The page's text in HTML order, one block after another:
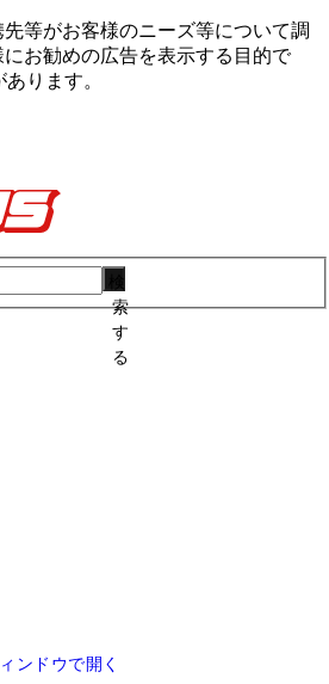
等がお客様のニーズ等について調
お勧めの広告を表⽰する⽬的で
ります。
索
す
る
ンドウで開く